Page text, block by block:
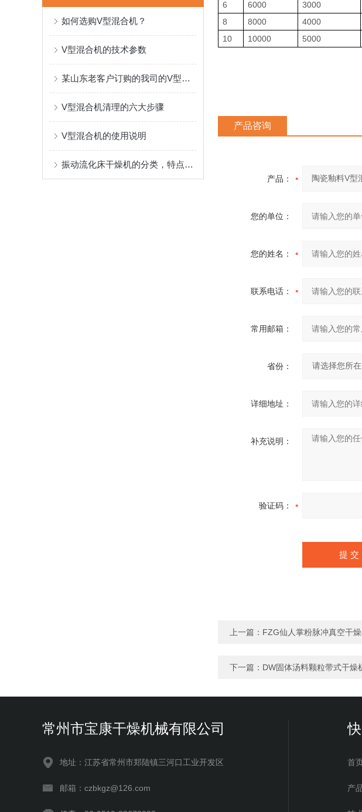
如何选购V型混合机？
V型混合机的技术参数
某山东老客户订购的我司的V型混合机
V型混合机清理的六大步骤
V型混合机的使用说明
振动流化床干燥机的分类，特点及应用
6
6000 3000
8
8000 4000
10
10000 5000
产品咨询
产品：
您的单位：
您的姓名：
联系电话：
常用邮箱：
省份：
详细地址：
补充说明：
验证码：
上一篇： FZG仙人掌粉脉冲真空干
下一篇： DW固体汤料颗粒带式干燥
常州市宝康干燥机械有限公司
地址：江苏省常州市郑陆镇三河口工业开发区
邮箱：czbkgz@126.com
首
产